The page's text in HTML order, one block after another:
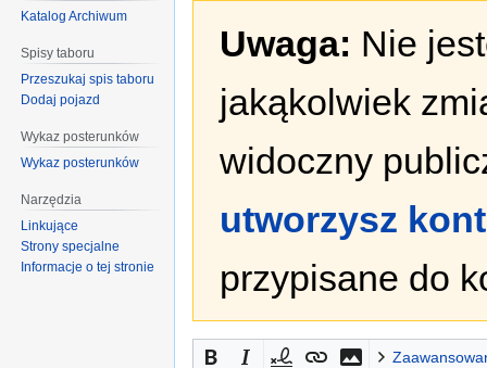
Uwaga: Nie
jakąkolwiek
widoczny
utworzysz
przypisane do
Katalog Archiwum
Spisy taboru
Przeszukaj spis taboru
Dodaj pojazd
Wykaz posterunków
Wykaz posterunków
Narzędzia
Linkujące
Strony specjalne
Informacje o tej stronie